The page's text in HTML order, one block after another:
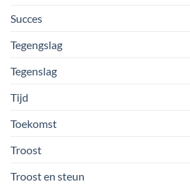
Succes
Tegengslag
Tegenslag
Tijd
Toekomst
Troost
Troost en steun